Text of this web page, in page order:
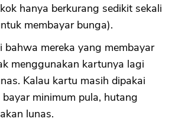
hanya berkurang sedikit sekali
membayar bunga).
bahwa mereka yang membayar
menggunakan kartunya lagi
Kalau kartu masih dipakai
minimum pula, hutang
lunas.